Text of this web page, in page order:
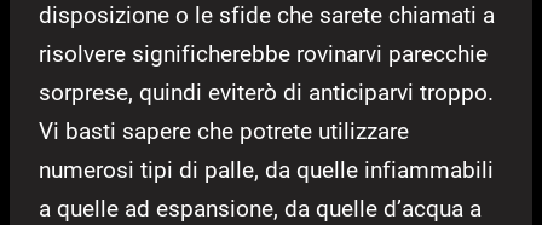
disposizione o le sfide che sarete chiamati a
risolvere significherebbe rovinarvi parecchie
sorprese, quindi eviterò di anticiparvi troppo.
Vi basti sapere che potrete utilizzare
numerosi tipi di palle, da quelle infiammabili
a quelle ad espansione, da quelle d’acqua a